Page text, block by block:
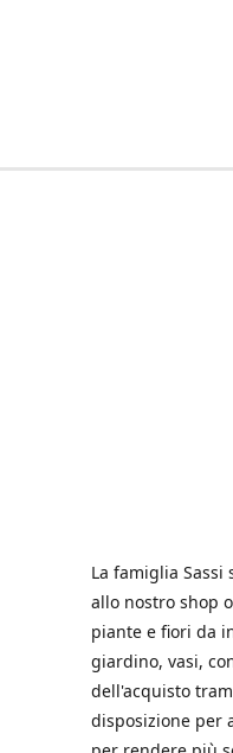
La famiglia
allo nostro shop
piante e fiori da
giardino, vasi,
dell'acquisto
disposizione per